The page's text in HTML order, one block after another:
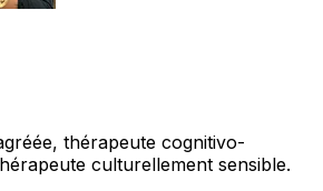
thérapeute cognitivo-
culturellement sensible.